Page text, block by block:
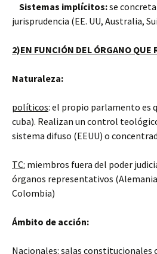
Sistemas implícitos:se
jurisprudencia (EE. UU, Australia,
2)EN FUNCIÓN DEL ÓRGANO QUE
Naturaleza:
políticos: el propio parlamento es
cuba). Realizan un control
sistema difuso (EEUU) o
TC: miembros fuera del poder
órganos representativos
Colombia)
Ámbito de acción:
Nacionales: salas constitucionales